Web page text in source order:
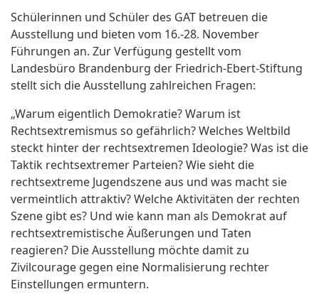
Schülerinnen und Schüler des GAT betreuen die
Ausstellung und bieten vom 16.-28. November
Führungen an. Zur Verfügung gestellt vom
Landesbüro Brandenburg der Friedrich-Ebert-Stiftung
stellt sich die Ausstellung zahlreichen Fragen:
„Warum eigentlich Demokratie? Warum ist
Rechtsextremismus so gefährlich? Welches Weltbild
steckt hinter der rechtsextremen Ideologie? Was ist die
Taktik rechtsextremer Parteien? Wie sieht die
rechtsextreme Jugendszene aus und was macht sie
vermeintlich attraktiv? Welche Aktivitäten der rechten
Szene gibt es? Und wie kann man als Demokrat auf
rechtsextremistische Äußerungen und Taten
reagieren? Die Ausstellung möchte damit zu
Zivilcourage gegen eine Normalisierung rechter
Einstellungen ermuntern.